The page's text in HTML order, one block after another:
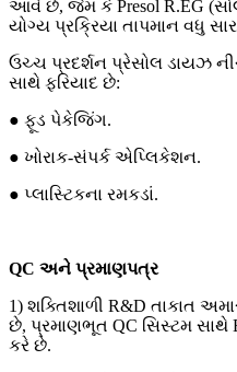
આવે છે, જેમ કે Presol R.EG
યોગ્ય પ્રક્રિયા તાપમાન વધુ
ઉચ્ચ પ્રદર્શન પ્રેસોલ ડાયઝ
સાથે ફરિયાદ છે:
● ફૂડ પેકેજિંગ.
● ખોરાક-સંપર્ક એપ્લિકેશન.
● પ્લાસ્ટિકના રમકડાં.
QC અને પ્રમાણપત્ર
1) શક્તિશાળી R&D તાકાત
છે, પ્રમાણભૂત QC સિસ્ટમ
કરે છે.